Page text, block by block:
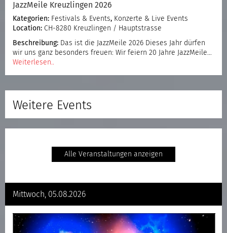
JazzMeile Kreuzlingen 2026
Kategorien: Festivals & Events, Konzerte & Live Events
Location: CH-8280 Kreuzlingen / Hauptstrasse
Beschreibung: Das ist die JazzMeile 2026 Dieses Jahr dürfen
wir uns ganz besonders freuen: Wir feiern 20 Jahre JazzMeile…
Weiterlesen..
Weitere Events
Alle Veranstaltungen anzeigen
Mittwoch, 05.08.2026